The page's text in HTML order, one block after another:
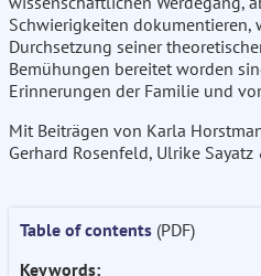
Schwierigkeiten dokumentieren,
Durchsetzung seiner
Bemühungen bereitet worden
Erinnerungen der Familie und
Mit Beiträgen von Karla
Gerhard Rosenfeld, Ulrike
Table of contents (PDF)
Keywords: